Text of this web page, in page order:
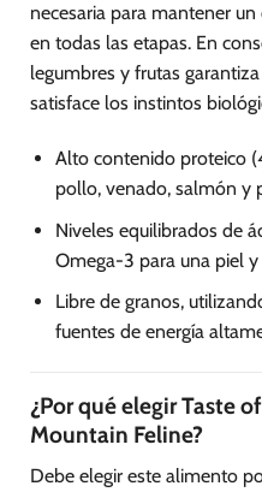
necesaria para mantener
en todas las etapas. En
legumbres y frutas
satisface los instintos
Alto contenido proteico
pollo, venado, salmón y
Niveles equilibrados de
Omega-3 para una piel
Libre de granos,
fuentes de energía
¿Por qué elegir Taste
Mountain Feline?
Debe elegir este alimento